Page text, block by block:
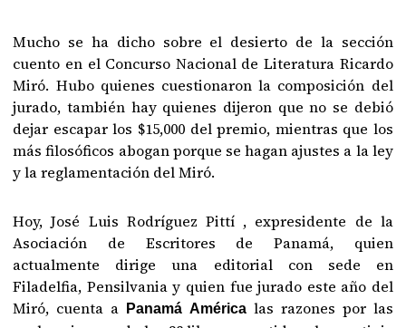
Mucho se ha dicho sobre el desierto de la sección
cuento en el Concurso Nacional de Literatura Ricardo
Miró. Hubo quienes cuestionaron la composición del
jurado, también hay quienes dijeron que no se debió
dejar escapar los $15,000 del premio, mientras que los
más filosóficos abogan porque se hagan ajustes a la ley
y la reglamentación del Miró.
Hoy, José Luis Rodríguez Pittí , expresidente de la
Asociación de Escritores de Panamá, quien
actualmente dirige una editorial con sede en
Filadelfia, Pensilvania y quien fue jurado este año del
Miró, cuenta a
Panamá Américalas razones por las